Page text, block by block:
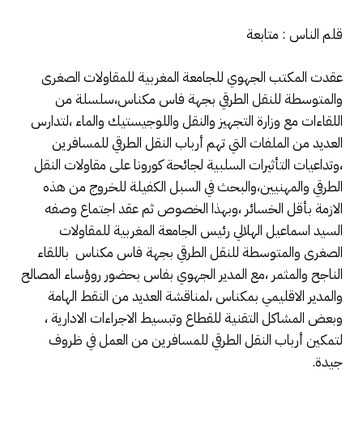
قلم الناس : متابعة
عقدت المكتب الجهوي للجامعة المغربية للمقاولات الصغرى
والمتوسطة للنقل الطرقي بجهة فاس مكناس،سلسلة من
اللقاءات مع وزارة التجهيز والنقل واللوجيستيك والماء ،لتدارس
العديد من الملفات التي تهم أرباب النقل الطرقي للمسافرين
،وتداعيات التأثيرات السلبية لجائحة كورونا على مقاولات النقل
الطرقي والمهنيين،والبحث في السبل الكفيلة للخروج من هذه
الازمة بأقل الخسائر ،وبهذا الخصوص ثم عقد اجتماع وصفه
السيد اسماعيل الهلالي رئيس الجامعة المغربية للمقاولات
الصغرى والمتوسطة للنقل الطرقي بجهة فاس مكناس باللقاء
الناجح والمثمر ،مع المدير الجهوي بفاس بحضور روؤساء المصالح
والمدير الاقليمي بمكناس ،لمناقشة العديد من النقط الهامة
وبعض المشاكل التقنية للقطاع وتبسيط الاجراءات الادارية ،
لتمكين أرباب النقل الطرقي للمسافرين من العمل في ظروف
جيدة.